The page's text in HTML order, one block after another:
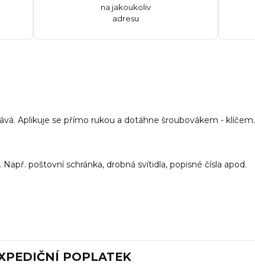
na jakoukoliv
adresu
Aplikuje se přímo rukou a dotáhne šroubovákem - klíčem.
poštovní schránka, drobná svítidla, popisné čísla apod.
POPLATEK